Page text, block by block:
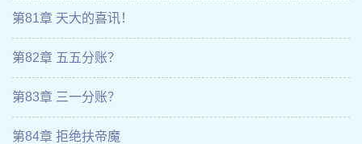
第81章 天大的喜讯！
第82章 五五分账？
第83章 三一分账？
第84章 拒绝扶帝魔